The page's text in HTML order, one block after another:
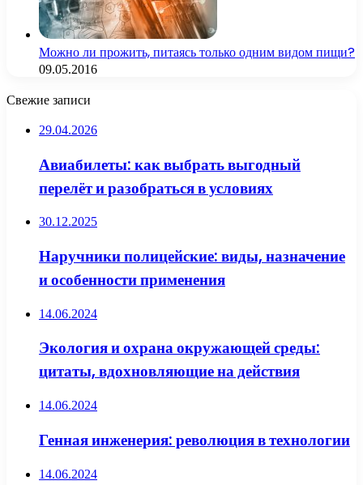
Можно ли прожить, питаясь только одним видом пищи?
09.05.2016
Свежие записи
29.04.2026
Авиабилеты: как выбрать выгодный
перелёт и разобраться в условиях
30.12.2025
Наручники полицейские: виды, назначение
и особенности применения
14.06.2024
Экология и охрана окружающей среды:
цитаты, вдохновляющие на действия
14.06.2024
Генная инженерия: революция в технологии
14.06.2024